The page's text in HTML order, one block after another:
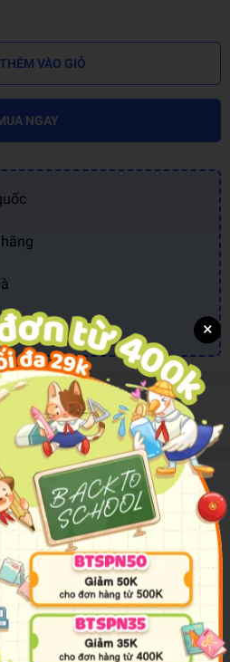
THÊM VÀO GIỎ
NGAY
ưu đãi
Design
following trends and the needs of our
of design schemes to meet
words, there is never a single
a living space. This book explores
×